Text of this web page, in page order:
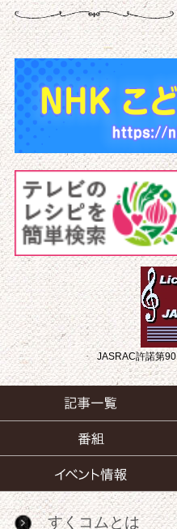
JASRAC許諾第
すくコムとは